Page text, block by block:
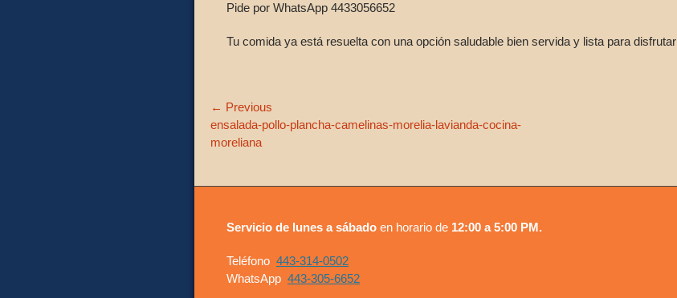
Pide por WhatsApp 4433056652
Tu comida ya está resuelta con una opción saludable bien servida y lista para disfrutar
Navegación
de
← Previous
Previous
post:
ensalada-pollo-plancha-camelinas-morelia-lavianda-cocina-
moreliana
Servicio de lunes a sábado en horario de 12:00 a 5:00 PM.
Teléfono 443-314-0502
WhatsApp 443-305-6652